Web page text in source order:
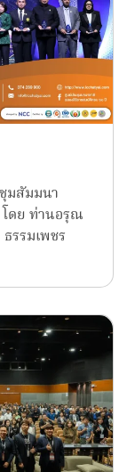
มสัมมนา
ดย ท่านอรุณ
รรมเพชร